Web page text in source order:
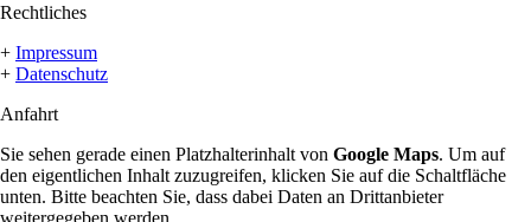
Rechtliches
+ Impressum
+ Datenschutz
Anfahrt
Sie sehen gerade einen Platzhalterinhalt von Google Maps. Um auf
den eigentlichen Inhalt zuzugreifen, klicken Sie auf die Schaltfläche
unten. Bitte beachten Sie, dass dabei Daten an Drittanbieter
weitergegeben werden.